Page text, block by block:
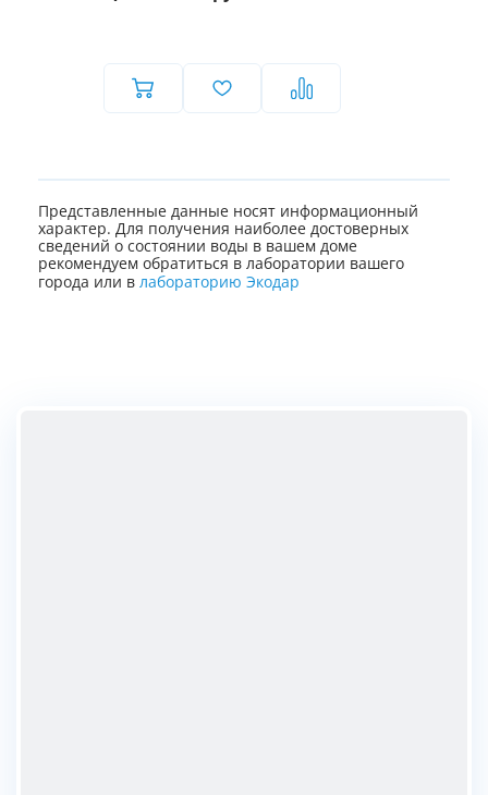
Представленные данные носят информационный
характер. Для получения наиболее достоверных
сведений о состоянии воды в вашем доме
рекомендуем обратиться в лаборатории вашего
города или в лабораторию Экодар